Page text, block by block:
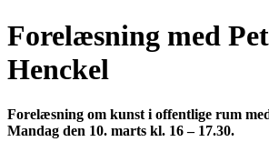
Forelæsning med
Henckel
Forelæsning om kunst i offentlige rum
Mandag den 10. marts kl. 16 – 17.30.